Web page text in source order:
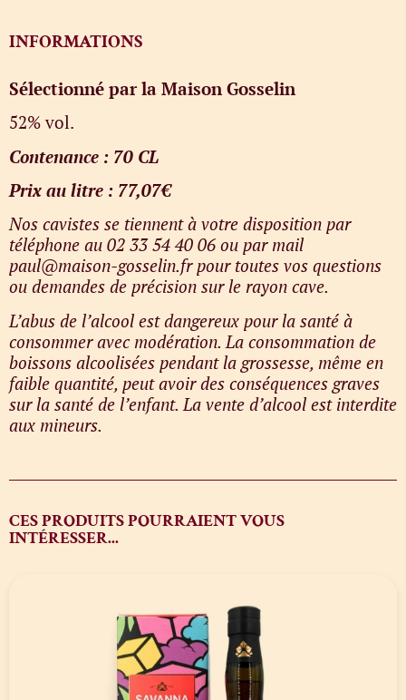
INFORMATIONS
Sélectionné par la Maison Gosselin
52% vol.
Contenance : 70 CL
Prix au litre : 77,07€
Nos cavistes se tiennent à votre disposition par
téléphone au 02 33 54 40 06 ou par mail
paul@maison-gosselin.fr pour toutes vos questions
ou demandes de précision sur le rayon cave.
L’abus de l’alcool est dangereux pour la santé à
consommer avec modération. La consommation de
boissons alcoolisées pendant la grossesse, même en
faible quantité, peut avoir des conséquences graves
sur la santé de l’enfant. La vente d’alcool est interdite
aux mineurs.
CES PRODUITS POURRAIENT VOUS
INTÉRESSER...